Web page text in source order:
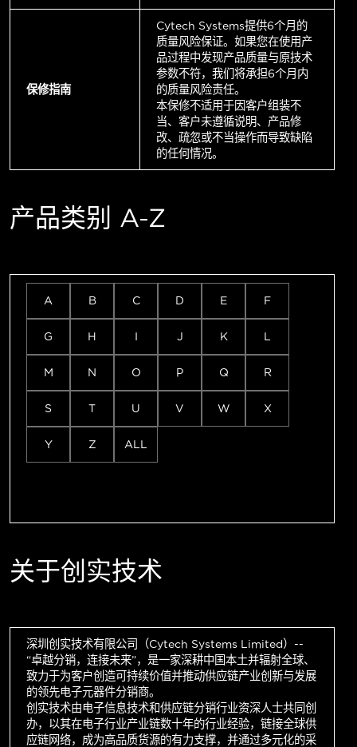
保修指南
Cytech Systems提供6个月的
质量风险保证。如果您在使用产
品过程中发现产品质量与原技术
参数不符，我们将承担6个月内
的质量风险责任。
本保修不适用于因客户组装不
当、客户未遵循说明、产品修
改、疏忽或不当操作而导致缺陷
的任何情况。
产品类别 A-Z
A B C D E F
G H I J K L
M N O P Q R
S T U V W X
Y Z ALL
关于创实技术
深圳创实技术有限公司（Cytech Systems Limited）--
“卓越分销，连接未来”，是一家深耕中国本土并辐射全球、
致力于为客户创造可持续价值并推动供应链产业创新与发展
的领先电子元器件分销商。
创实技术由电子信息技术和供应链分销行业资深人士共同创
办，以其在电子行业产业链数十年的行业经验，链接全球供
应链网络，成为高品质货源的有力支撑，并通过多元化的采